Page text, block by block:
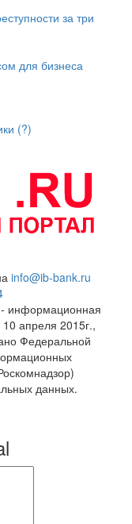
за три
для бизнеса
(?)
info@ib-bank.ru
информационная
10 апреля 2015г.,
Федеральной
данных.